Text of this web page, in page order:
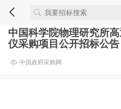
中国科学院物理研究所
仪采购项目公开招标公告
中国政府采购网